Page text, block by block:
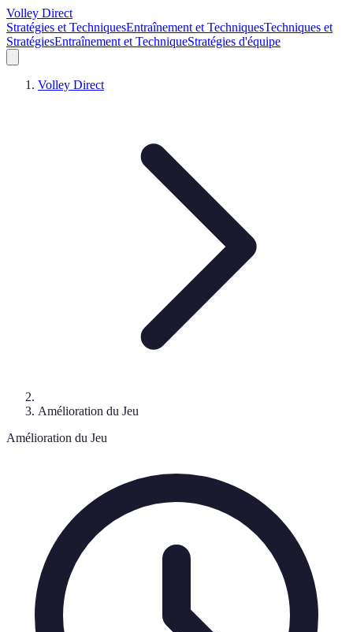
Volley Direct
Stratégies et TechniquesEntraînement et TechniquesTechniques et
StratégiesEntraînement et TechniqueStratégies d'équipe
Volley Direct
Amélioration du Jeu
Amélioration du Jeu